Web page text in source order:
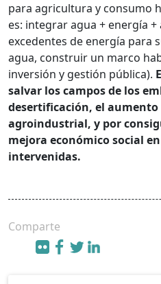
para agricultura y consumo
es: integrar agua + energía
excedentes de energía para
agua, construir un marco
inversión y gestión pública).
salvar los campos de los
desertificación, el aumento
agroindustrial, y por
mejora económico social
intervenidas.
Comparte